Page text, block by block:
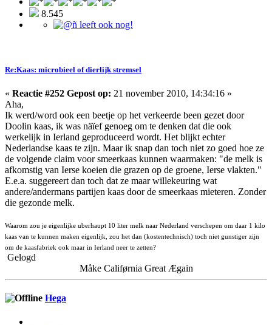
8.545
Re:Kaas: microbieel of dierlijk stremsel
« Reactie #252 Gepost op: 21 november 2010, 14:34:16 »
Aha,
Ik werd/word ook een beetje op het verkeerde been gezet door
Doolin kaas, ik was näïef genoeg om te denken dat die ook
werkelijk in Ierland geproduceerd wordt. Het blijkt echter
Nederlandse kaas te zijn. Maar ik snap dan toch niet zo goed hoe ze
de volgende claim voor smeerkaas kunnen waarmaken: "de melk is
afkomstig van Ierse koeien die grazen op de groene, Ierse vlakten."
E.e.a. suggereert dan toch dat ze maar willekeuring wat
andere/andermans partijen kaas door de smeerkaas mieteren. Zonder
die gezonde melk.
Waarom zou je eigenlijke uberhaupt 10 liter melk naar Nederland verschepen om daar 1 kilo
kaas van te kunnen maken eigenlijk, zou het dan (kostentechnisch) toch niet gunstiger zijn
om de kaasfabriek ook maar in Ierland neer te zetten?
Gelogd
Måke Califørnia Great Ægain
Hega